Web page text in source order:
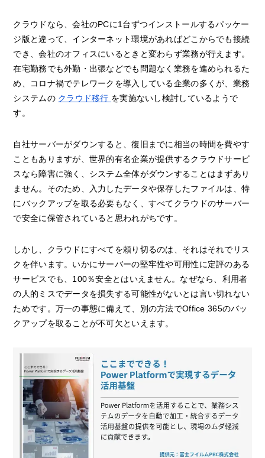
クラウドなら、会社のPCに1台ずつインストールするパッケー
ジ版と違って、インターネット環境があればどこからでも接続
でき、会社のオフィスにいるときと変わらず業務が行えます。
在宅勤務でも外勤・出張などでも問題なく業務を進められるた
め、コロナ禍でテレワークを導入している企業の多くが、業務
システムの クラウド移行 を実施ないし検討しているようで
す。
自社サーバーがダウンすると、復旧までに相当の時間を費やす
こともありますが、世界的有名企業が提供するクラウドサービ
スなら障害に強く、システム全体がダウンすることはまずあり
ません。そのため、入力したデータや保存したファイルは、特
にバックアップを取る必要もなく、すべてクラウドのサーバー
で安全に保管されていると思われがちです。
しかし、クラウドにすべてを頼り切るのは、それはそれでリス
クを伴います。いかにサーバーの堅牢性や可用性に定評のある
サービスでも、100％安全とはいえません。なぜなら、利用者
の人的ミスでデータを損失する可能性がないとは言い切れない
ためです。万一の事態に備えて、別の方法でOffice 365のバッ
クアップを取ることが不可欠といえます。